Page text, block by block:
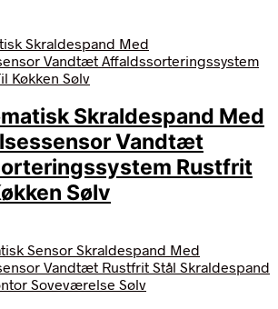
Skraldespand Med
Vandtæt
Rustfrit
Sølv